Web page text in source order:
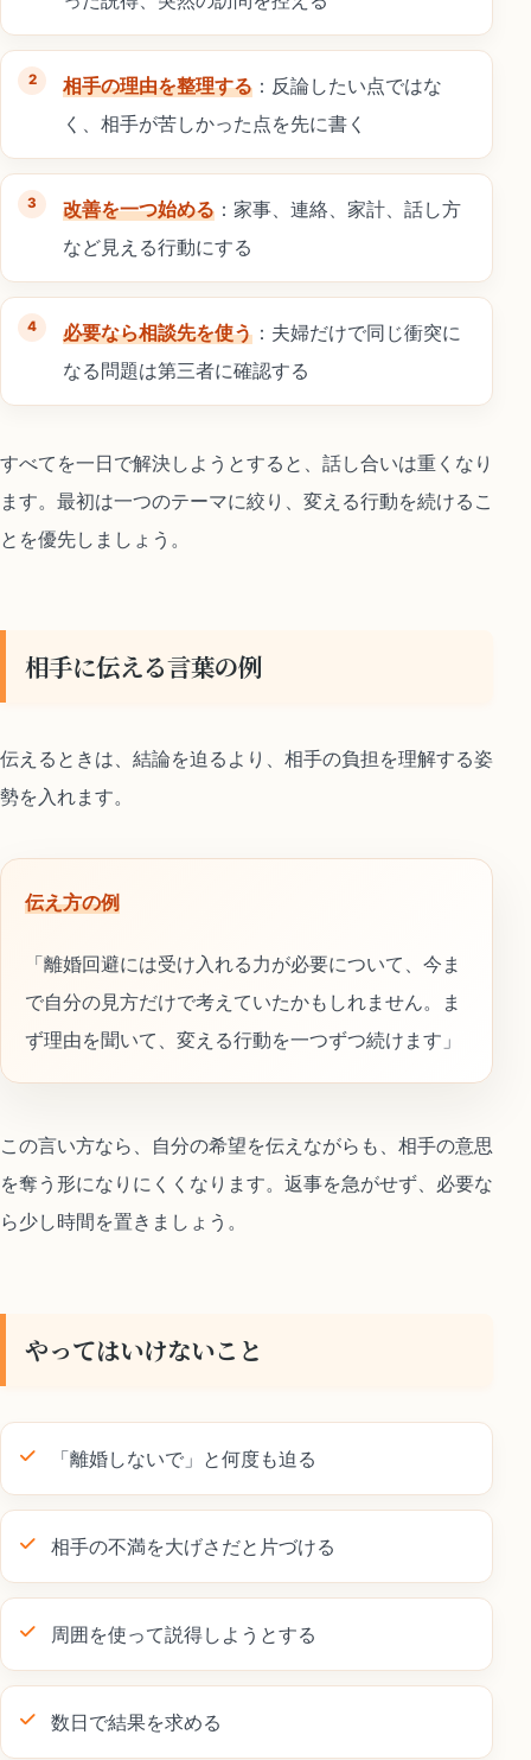
相手の理由を整理する ：反論したい点ではな
く、相手が苦しかった点を先に書く
改善を一つ始める ：家事、連絡、家計、話し方
など見える行動にする
必要なら相談先を使う ：夫婦だけで同じ衝突に
なる問題は第三者に確認する
すべてを一日で解決しようとすると、話し合いは重くなり
ます。最初は一つのテーマに絞り、変える行動を続けるこ
とを優先しましょう。
相手に伝える言葉の例
伝えるときは、結論を迫るより、相手の負担を理解する姿
勢を入れます。
伝え方の例
「離婚回避には受け入れる力が必要について、今ま
で自分の見方だけで考えていたかもしれません。ま
ず理由を聞いて、変える行動を一つずつ続けます」
この言い方なら、自分の希望を伝えながらも、相手の意思
を奪う形になりにくくなります。返事を急がせず、必要な
ら少し時間を置きましょう。
やってはいけないこと
「離婚しないで」と何度も迫る
相手の不満を大げさだと片づける
周囲を使って説得しようとする
数日で結果を求める